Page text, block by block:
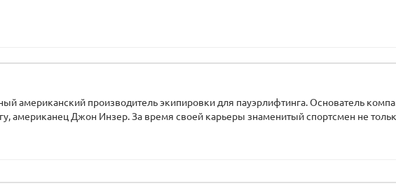
американский производитель экипировки для пауэрлифтинга. Основатель
американец Джон Инзер. За время своей карьеры знаменитый спортсмен не